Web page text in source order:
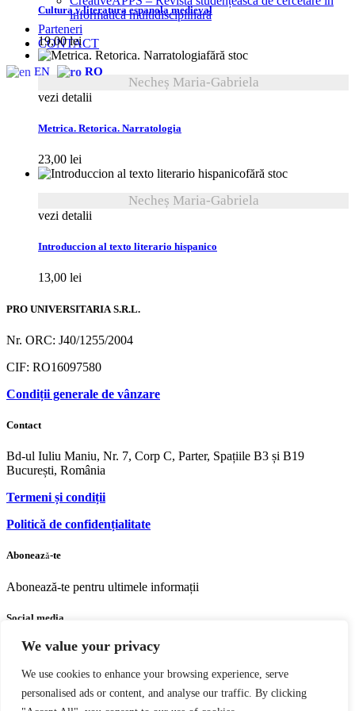
We value your privacy
We use cookies to enhance your browsing experience, serve
personalised ads or content, and analyse our traffic. By clicking
informatică multidisciplinară
Parteneri
CONTACT
EN RO
Cultura y literatura espanola medieval
19,00lei
fără stoc
Necheș Maria-Gabriela
vezi detalii
Metrica. Retorica. Narratologia
23,00 lei
fără stoc
Necheș Maria-Gabriela
vezi detalii
Introduccion al texto literario hispanico
13,00 lei
PRO UNIVERSITARIA S.R.L.
Nr. ORC: J40/1255/2004
CIF: RO16097580
Condiții generale de vânzare
Contact
Bd-ul Iuliu Maniu, Nr. 7, Corp C, Parter, Spațiile B3 și B19
București, România
Termeni și condiții
Politică de confidențialitate
Abonează-te
Abonează-te pentru ultimele informații
Social media
FacebookYoutubeInstagram